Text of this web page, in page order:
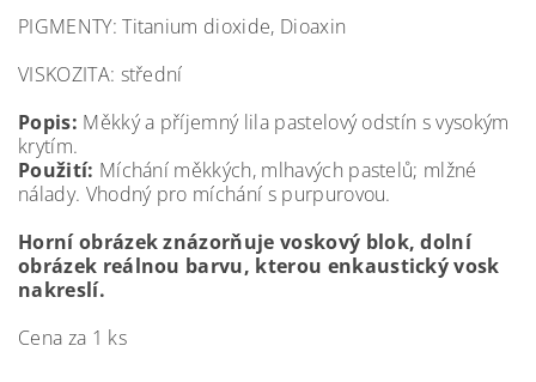
PIGMENTY: Titanium dioxide, Dioaxin
VISKOZITA: střední
Popis: Měkký a příjemný lila pastelový odstín s vysokým
krytím.
Použití: Míchání měkkých, mlhavých pastelů; mlžné
nálady. Vhodný pro míchání s purpurovou.
Horní obrázek znázorňuje voskový blok, dolní
obrázek reálnou barvu, kterou enkaustický vosk
nakreslí.
Cena za 1 ks